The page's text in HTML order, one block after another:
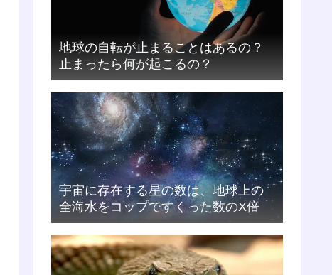
地球の自転が止まることはあるの？
止まったら何が起こるの？
宇宙に存在する星の数は、地球上の
全海水をコップですくった数のX倍